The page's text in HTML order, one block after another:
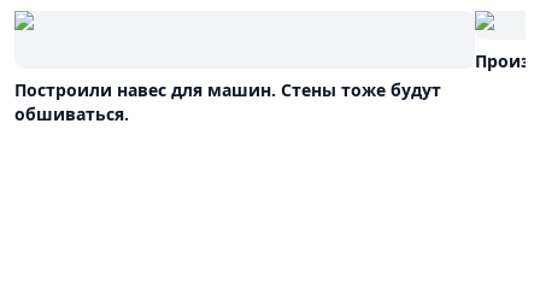
Построили навес для машин. Стены тоже будут
обшиваться.